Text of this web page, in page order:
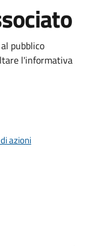
pubblico
l'informativa
azioni